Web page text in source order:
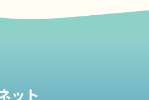
ット